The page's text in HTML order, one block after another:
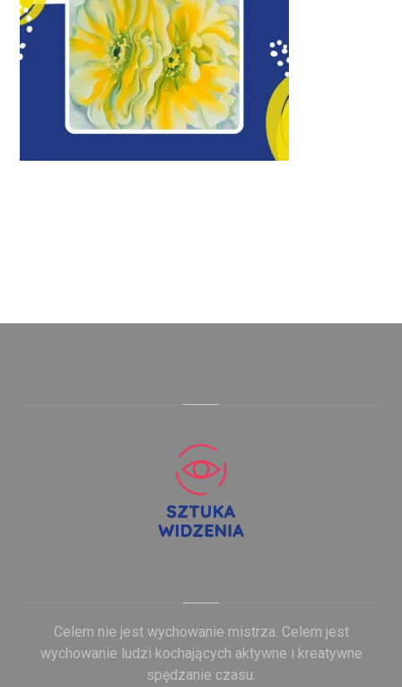
Celem nie jest wychowanie mistrza. Celem jest
wychowanie ludzi kochających aktywne i kreatywne
spędzanie czasu.